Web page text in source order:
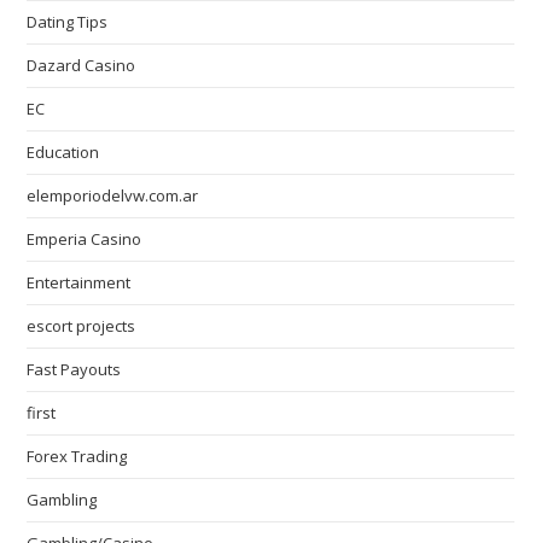
Dating Tips
Dazard Casino
EC
Education
elemporiodelvw.com.ar
Emperia Casino
Entertainment
escort projects
Fast Payouts
first
Forex Trading
Gambling